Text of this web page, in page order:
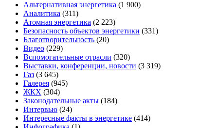
Альтернативная энергетика (1 900)
Аналитика (311)
Атомная энергетика (2 223)
Безопасность объектов энергетики (331)
Благотворительность (20)
Видео (229)
Вспомогательные отрасли (320)
Выставки, конференции, новости (3 319)
Газ (3 645)
Галерея (945)
ЖКХ (304)
Законодательные акты (184)
Интервью (24)
Интересные факты в энергетике (414)